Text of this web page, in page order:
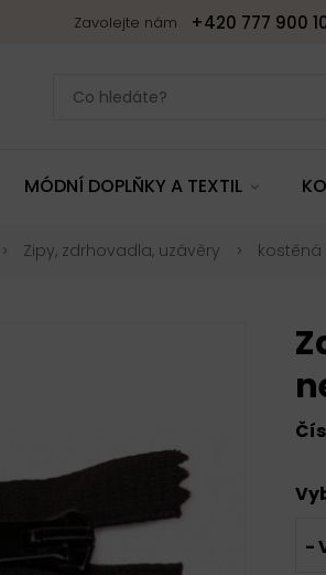
Zavolejte nám +420 777 900
MÓDNÍ DOPLŇKY A TEXTIL
Zipy, zdrhovadla, uzávěry kostěná
-